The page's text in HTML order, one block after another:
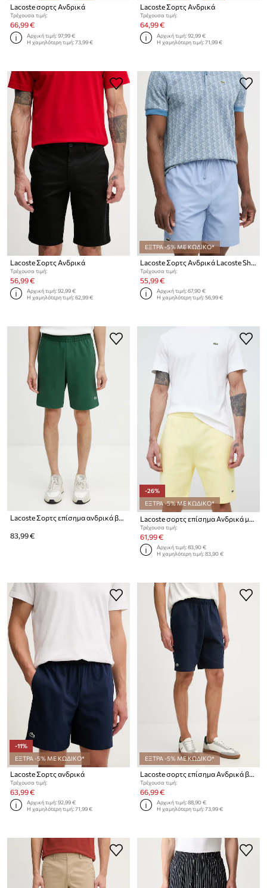
Lacoste σορτς Ανδρικά
Τρέχουσα τιμή:
66,99 €
Αρχική τιμή:97,99 €
Η χαμηλότερη τιμή:73,99 €
Lacoste Σορτς Ανδρικά
Τρέχουσα τιμή:
64,99 €
Αρχική τιμή:92,99 €
Η χαμηλότερη τιμή:71,99 €
Lacoste Σορτς Ανδρικά
Τρέχουσα τιμή:
56,99 €
Αρχική τιμή:92,99 €
Η χαμηλότερη τιμή:62,99 €
ΕΞΤΡΑ -5% ΜΕ ΚΩΔΙΚΟ*
Τρέχουσα τιμή:
55,99 €
Αρχική τιμή:67,90 €
Η χαμηλότερη τιμή:56,99 €
Lacoste Σορτς επίσημα ανδρικά βαμβακερά
83,99 €
-26%
ΕΞΤΡΑ -5% ΜΕ ΚΩΔΙΚΟ*
Τρέχουσα τιμή:
61,99 €
Αρχική τιμή:83,90 €
Η χαμηλότερη τιμή:83,90 €
-11%
ΕΞΤΡΑ -5% ΜΕ ΚΩΔΙΚΟ*
Lacoste Σορτς ανδρικά
Τρέχουσα τιμή:
63,99 €
Αρχική τιμή:92,99 €
Η χαμηλότερη τιμή:71,99 €
ΕΞΤΡΑ -5% ΜΕ ΚΩΔΙΚΟ*
Lacoste σορτς επίσημα Ανδρικά βαμβακερά
Τρέχουσα τιμή:
66,99 €
Αρχική τιμή:88,90 €
Η χαμηλότερη τιμή:73,99 €